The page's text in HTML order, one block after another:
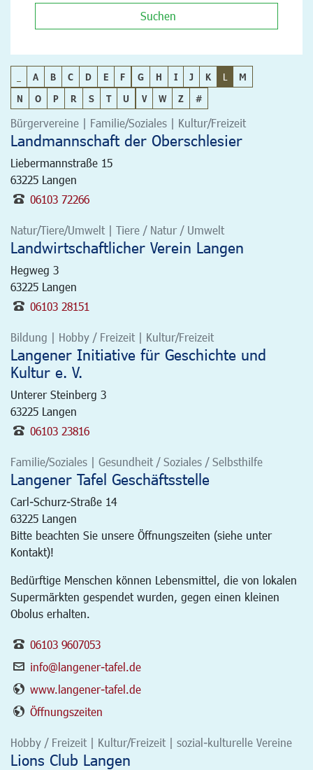
Suchen
A B C D E F G H I J K L
M
N
O P R S T U V W Z #
Bürgervereine | Familie/Soziales | Kultur/Freizeit
Landmannschaft der Oberschlesier
Liebermannstraße 15
63225 Langen
06103 72266
Natur/Tiere/Umwelt | Tiere / Natur / Umwelt
Landwirtschaftlicher Verein Langen
Hegweg 3
63225 Langen
06103 28151
Bildung | Hobby / Freizeit | Kultur/Freizeit
Langener Initiative für Geschichte und
Kultur e. V.
Unterer Steinberg 3
63225 Langen
06103 23816
Familie/Soziales | Gesundheit / Soziales / Selbsthilfe
Langener Tafel Geschäftsstelle
Carl-Schurz-Straße 14
63225 Langen
Bitte beachten Sie unsere Öffnungszeiten (siehe unter
Kontakt)!
Bedürftige Menschen können Lebensmittel, die von lokalen
Supermärkten gespendet wurden, gegen einen kleinen
Obolus erhalten.
06103 9607053
info@langener-tafel.de
www.langener-tafel.de
Öffnungszeiten
Hobby / Freizeit | Kultur/Freizeit | sozial-kulturelle Vereine
Lions Club Langen